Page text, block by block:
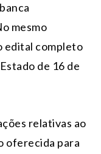
mesmo
edital completo
de 16 de
relativas ao
oferecida para